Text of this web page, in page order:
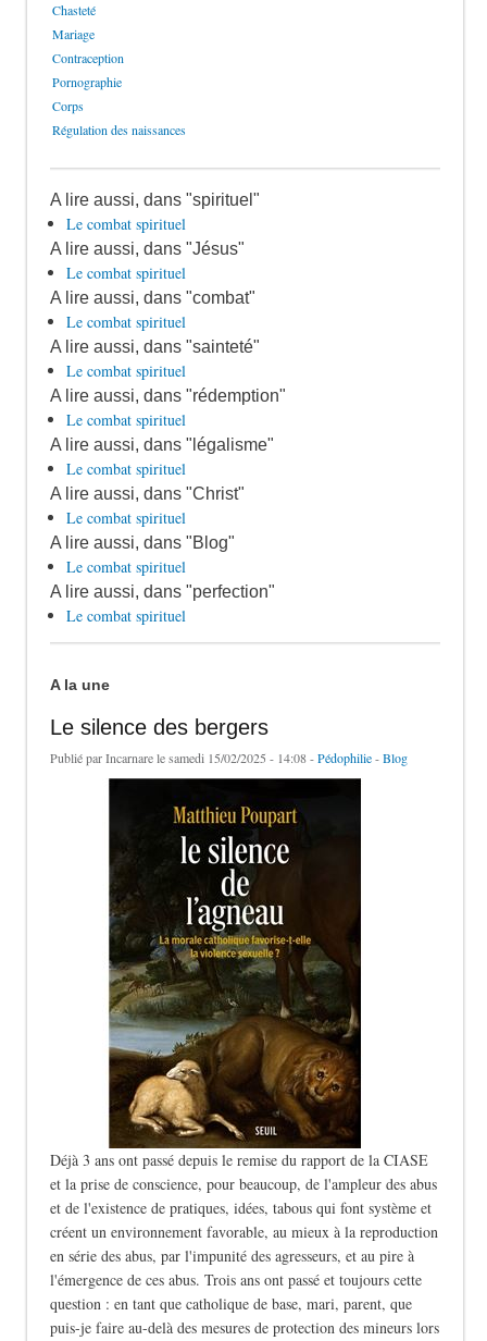
Chasteté
Mariage
Contraception
Pornographie
Corps
Régulation des naissances
A lire aussi, dans "spirituel"
Le combat spirituel
A lire aussi, dans "Jésus"
Le combat spirituel
A lire aussi, dans "combat"
Le combat spirituel
A lire aussi, dans "sainteté"
Le combat spirituel
A lire aussi, dans "rédemption"
Le combat spirituel
A lire aussi, dans "légalisme"
Le combat spirituel
A lire aussi, dans "Christ"
Le combat spirituel
A lire aussi, dans "Blog"
Le combat spirituel
A lire aussi, dans "perfection"
Le combat spirituel
A la une
Le silence des bergers
Publié parIncarnarele samedi 15/02/2025 - 14:08 -Pédophilie-Blog
Déjà 3 ans ont passé depuis le remise du rapport de la CIASE
et la prise de conscience, pour beaucoup, de l'ampleur des abus
et de l'existence de pratiques, idées, tabous qui font système et
créent un environnement favorable, au mieux à la reproduction
en série des abus, par l'impunité des agresseurs, et au pire à
l'émergence de ces abus. Trois ans ont passé et toujours cette
question : en tant que catholique de base, mari, parent, que
puis-je faire au-delà des mesures de protection des mineurs lors